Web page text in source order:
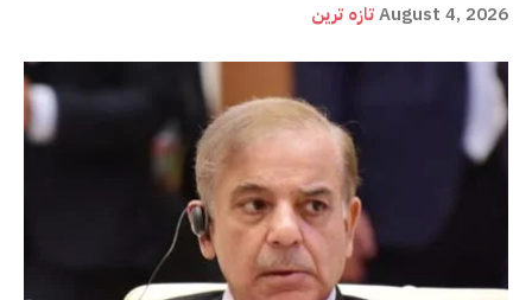
تازہ ترینAugust 4, 2026